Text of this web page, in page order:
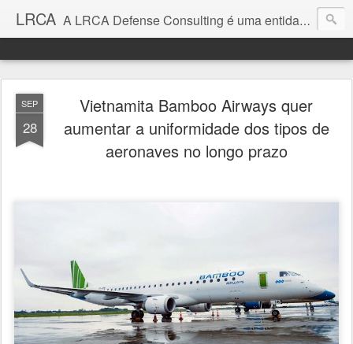
LRCA A LRCA Defense Consulting é uma entidade sem fins lucrativos que se dedica a produzir e divulgar notícias e análises sobre as Empresas de Defesa. Não somos jornalistas e nem este é um blog jornalístico.
SEP
28
Vietnamita Bamboo Airways quer
aumentar a uniformidade dos tipos de
aeronaves no longo prazo